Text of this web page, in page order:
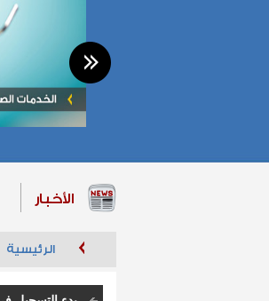
الأخبار
الرئيسية